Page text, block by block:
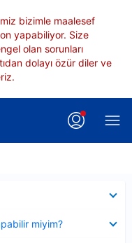
bizimle maalesef
yapabiliyor. Size
olan sorunları
dolayı özür diler ve
miyim?